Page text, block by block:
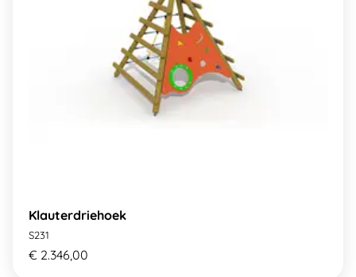
Klauterdriehoek
S231
€ 2.346,00